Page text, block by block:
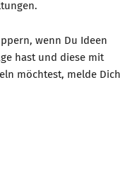
wenn Du Ideen
hast und diese mit
möchtest, melde Dich